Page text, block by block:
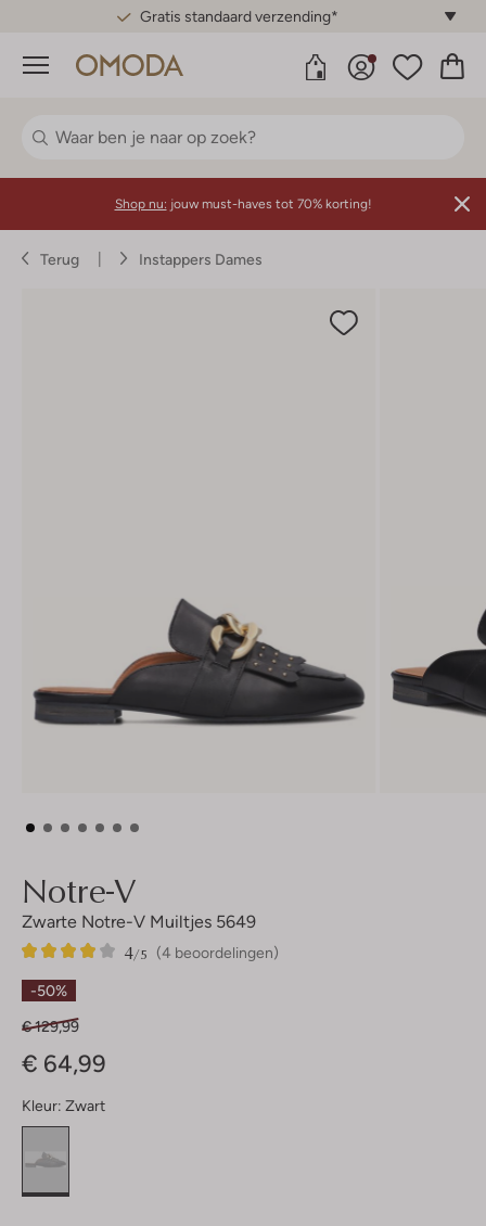
Gratis standaard verzending*
Menu
Shop nu: jouw must-haves tot 70% korting!
Terug Instappers Dames
Notre-V
Zwarte Notre-V Muiltjes 5649
(4 beoordelingen)
4/5
4
4
Sterren
-50%
€ 129,99
€ 64,99
Kleur: Zwart